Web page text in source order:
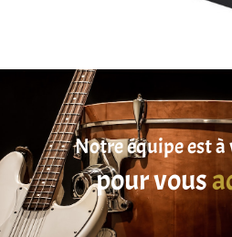
Notre équipe est
pour vous